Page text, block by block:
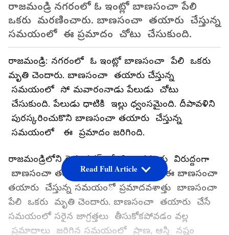
రాజమండ్రి నగరంలో ఓ ఇంట్లో బాణసంచా పేలి
ఒకరు మరణించారు. బాణసంచా తయారు చేస్తున్న
సమయంలో ఈ ప్రమాదం చోటు చేసుకుంది.
రాజమండ్రి: నగరంలో ఓ ఇంట్లో బాణసంచా పేలి ఒకరు
మృతి చెందారు. బాణసంచా తయారు చేస్తున్న
సమయంలో సో మవారంనాడు పేలుడు చోటు
చేసుకుంది. పేలుడు ధాటికి ఇల్లు ధ్వంసమైంది. దీపావళిని
పురస్కరించుకొని బాణసంచా తయారు చేస్తున్న
సమయంలో ఈ ప్రమాదం జరిగింది.
రాజమండ్రిలోని రైతు నగర్ లో నిబంధనలకు విరుద్దంగా
బాణసంచా తయారు చేస్తున్నారు. అయితే ఈ బాణసంచా
తయారు చేస్తున్న సమయంో ప్రమాదవశాత్తు బాణసంచా
పేలి ఒకరు మృతి చెందారు. బాణసంచా తయారు చేసే
సమయంలో సరైన జాగ్రత్తలు తీసుకోకపోవడం వల్ల
ప్రమాదాలు జరిగిన సమయంలో ప్రాణ, ఆస్తి నష్టం
Read Full Article